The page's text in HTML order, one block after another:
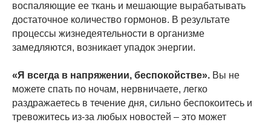
воспаляющие ее ткань и мешающие вырабатывать
достаточное количество гормонов. В результате
процессы жизнедеятельности в организме
замедляются, возникает упадок энергии.
«Я всегда в напряжении, беспокойстве». Вы не
можете спать по ночам, нервничаете, легко
раздражаетесь в течение дня, сильно беспокоитесь и
тревожитесь из-за любых новостей – это может